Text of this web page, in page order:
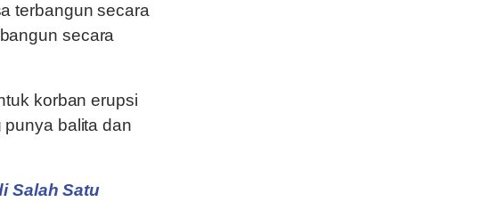
terbangun secara
secara
korban erupsi
balita dan
Salah Satu